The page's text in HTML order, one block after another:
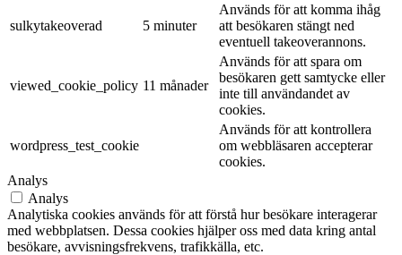
sulkytakeoverad 5 minuter
Används för att komma ihåg
att besökaren stängt ned
eventuell takeoverannons.
viewed_cookie_policy 11 månader
Används för att spara om
besökaren gett samtycke eller
inte till användandet av
cookies.
wordpress_test_cookie
Används för att kontrollera
om webbläsaren accepterar
cookies.
Analys
Analys
Analytiska cookies används för att förstå hur besökare interagerar
med webbplatsen. Dessa cookies hjälper oss med data kring antal
besökare, avvisningsfrekvens, trafikkälla, etc.